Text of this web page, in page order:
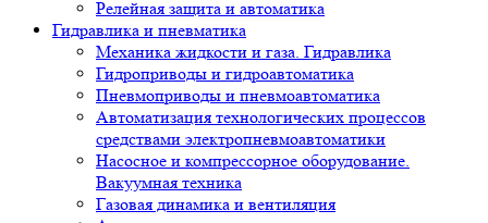
Релейная защита и автоматика
Гидравлика и пневматика
Механика жидкости и газа. Гидравлика
Гидроприводы и гидроавтоматика
Пневмоприводы и пневмоавтоматика
Автоматизация технологических процессов
средствами электропневмоавтоматики
Насосное и компрессорное оборудование.
Вакуумная техника
Газовая динамика и вентиляция